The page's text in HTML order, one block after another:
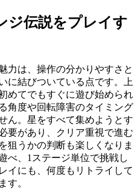
ジ伝説をプレイす
力は、操作の分かりやすさと
に結びついている点です。上
めてでもすぐに遊び始められ
角度や回転障害のタイミング
ん。星をすべて集めようとす
要があり、クリア重視で進む
狙うかの判断も楽しくなりま
べ、1ステージ単位で挑戦し
イにも、何度もリトライして
す。